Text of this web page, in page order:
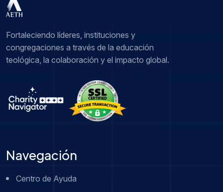
Fortaleciendo líderes, instituciones y
congregaciones a través de la educación
teológica, la colaboración y el impacto global.
Navegación
Centro de Ayuda